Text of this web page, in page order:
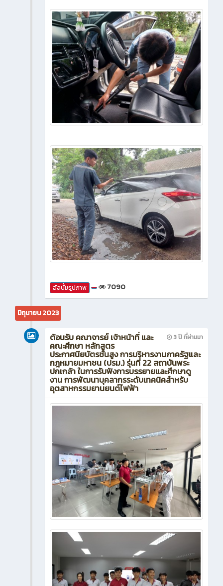
อัลบั้มรูปภาพ 7090
มิถุนายน 2023
3 ปี ที่ผ่านมา
ต้อนรับ คณาจารย์ เจ้าหน้าที่ และ
คณะศึกษา หลักสูตร
ประกาศนียบัตรชั้นสูง การบริหารงานภาครัฐและ
กฎหมายมหาชน (ปรม.) รุ่นที่ 22 สถาบันพระ
ปกเกล้า ในการรับฟังการบรรยายและศึกษาดู
งาน การพัฒนาบุคลากรระดับเทคนิคสำหรับ
อุตสาหกรรมยานยนต์ไฟฟ้า